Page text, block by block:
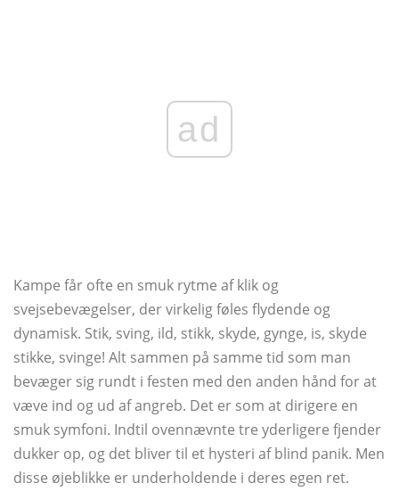
ad
Kampe får ofte en smuk rytme af klik og
svejsebevægelser, der virkelig føles flydende og
dynamisk. Stik, sving, ild, stikk, skyde, gynge, is, skyde
stikke, svinge! Alt sammen på samme tid som man
bevæger sig rundt i festen med den anden hånd for at
væve ind og ud af angreb. Det er som at dirigere en
smuk symfoni. Indtil ovennævnte tre yderligere fjender
dukker op, og det bliver til et hysteri af blind panik. Men
disse øjeblikke er underholdende i deres egen ret.